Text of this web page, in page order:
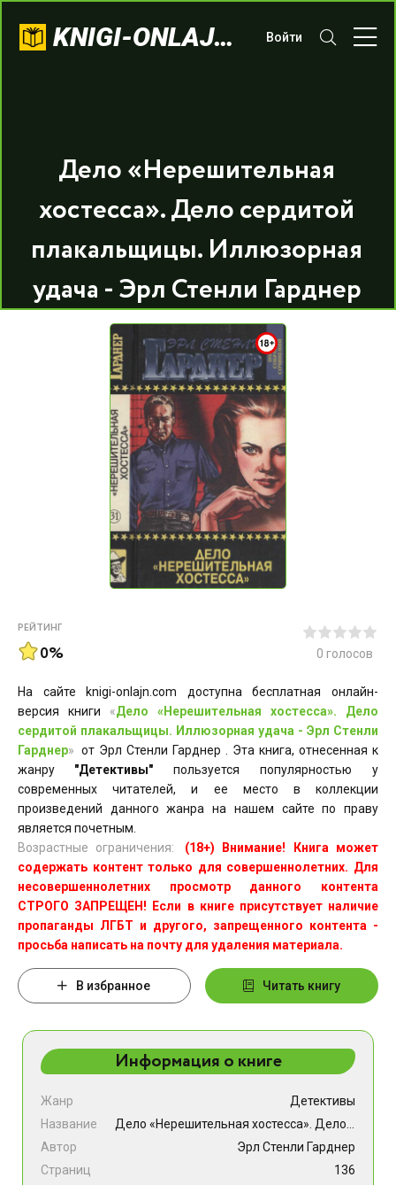
KNIGI-ONLAJN.COM Войти
Дело «Нерешительная
хостесса». Дело сердитой
плакальщицы. Иллюзорная
удача - Эрл Стенли Гарднер
РЕЙТИНГ
0% 0 голосов
На сайте knigi-onlajn.com доступна бесплатная онлайн-
версия книги «Дело «Нерешительная хостесса». Дело
сердитой плакальщицы. Иллюзорная удача - Эрл Стенли
Гарднер» от Эрл Стенли Гарднер . Эта книга, отнесенная к
жанру "Детективы" пользуется популярностью у
современных читателей, и ее место в коллекции
произведений данного жанра на нашем сайте по праву
является почетным.
Возрастные ограничения:
(18+) Внимание! Книга может
содержать контент только для совершеннолетних. Для
несовершеннолетних просмотр данного контента
СТРОГО ЗАПРЕЩЕН! Если в книге присутствует наличие
пропаганды ЛГБТ и другого, запрещенного контента -
просьба написать на почту для удаления материала.
В избранное Читать книгу
Информация о книге
Жанр
Детективы
Название
Автор
Эрл Стенли Гарднер
Страниц
136